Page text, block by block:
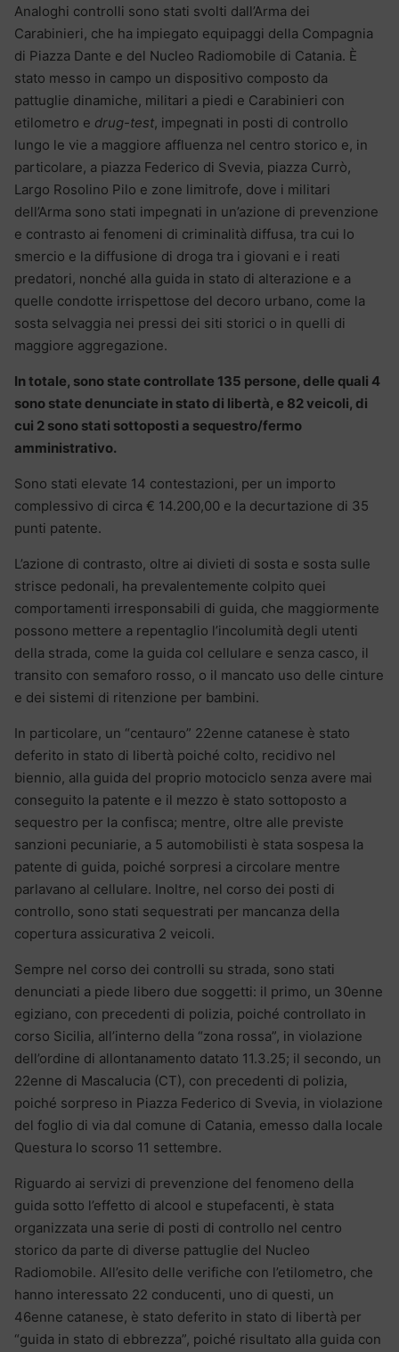
Analoghi controlli sono stati svolti dall’Arma dei
Carabinieri, che ha impiegato equipaggi della Compagnia
di Piazza Dante e del Nucleo Radiomobile di Catania. È
stato messo in campo un dispositivo composto da
pattuglie dinamiche, militari a piedi e Carabinieri con
etilometro e drug-test, impegnati in posti di controllo
lungo le vie a maggiore affluenza nel centro storico e, in
particolare, a piazza Federico di Svevia, piazza Currò,
Largo Rosolino Pilo e zone limitrofe, dove i militari
dell’Arma sono stati impegnati in un’azione di prevenzione
e contrasto ai fenomeni di criminalità diffusa, tra cui lo
smercio e la diffusione di droga tra i giovani e i reati
predatori, nonché alla guida in stato di alterazione e a
quelle condotte irrispettose del decoro urbano, come la
sosta selvaggia nei pressi dei siti storici o in quelli di
maggiore aggregazione.
In totale, sono state controllate 135 persone, delle quali 4
sono state denunciate in stato di libertà, e 82 veicoli, di
cui 2 sono stati sottoposti a sequestro/fermo
amministrativo.
Sono stati elevate 14 contestazioni, per un importo
complessivo di circa € 14.200,00 e la decurtazione di 35
punti patente.
L’azione di contrasto, oltre ai divieti di sosta e sosta sulle
strisce pedonali, ha prevalentemente colpito quei
comportamenti irresponsabili di guida, che maggiormente
possono mettere a repentaglio l’incolumità degli utenti
della strada, come la guida col cellulare e senza casco, il
transito con semaforo rosso, o il mancato uso delle cinture
e dei sistemi di ritenzione per bambini.
In particolare, un “centauro” 22enne catanese è stato
deferito in stato di libertà poiché colto, recidivo nel
biennio, alla guida del proprio motociclo senza avere mai
conseguito la patente e il mezzo è stato sottoposto a
sequestro per la confisca; mentre, oltre alle previste
sanzioni pecuniarie, a 5 automobilisti è stata sospesa la
patente di guida, poiché sorpresi a circolare mentre
parlavano al cellulare. Inoltre, nel corso dei posti di
controllo, sono stati sequestrati per mancanza della
copertura assicurativa 2 veicoli.
Sempre nel corso dei controlli su strada, sono stati
denunciati a piede libero due soggetti: il primo, un 30enne
egiziano, con precedenti di polizia, poiché controllato in
corso Sicilia, all’interno della “zona rossa”, in violazione
dell’ordine di allontanamento datato 11.3.25; il secondo, un
22enne di Mascalucia (CT), con precedenti di polizia,
poiché sorpreso in Piazza Federico di Svevia, in violazione
del foglio di via dal comune di Catania, emesso dalla locale
Questura lo scorso 11 settembre.
Riguardo ai servizi di prevenzione del fenomeno della
guida sotto l’effetto di alcool e stupefacenti, è stata
organizzata una serie di posti di controllo nel centro
storico da parte di diverse pattuglie del Nucleo
Radiomobile. All’esito delle verifiche con l’etilometro, che
hanno interessato 22 conducenti, uno di questi, un
46enne catanese, è stato deferito in stato di libertà per
“guida in stato di ebbrezza”, poiché risultato alla guida con